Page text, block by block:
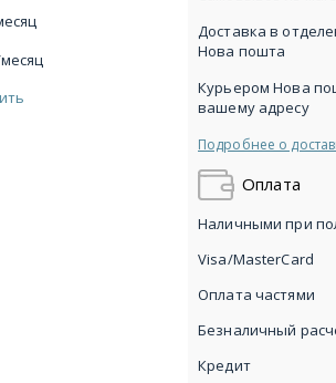
Доставка в
Нова пошта
Курьером Нова
вашему адресу
Подробнее о
Оплата
Visa/MasterCard
Наличными при
Безналичный
Кредит
Оплата частями